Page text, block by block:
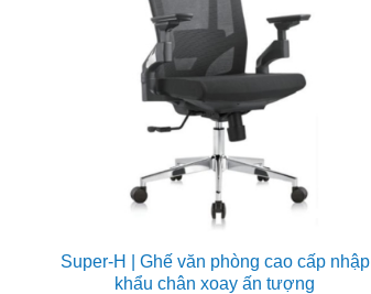
Super-H | Ghế văn phòng cao cấp nhập
khẩu chân xoay ấn tượng